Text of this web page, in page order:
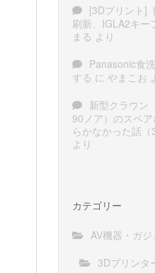
[3Dプリント]
刷新、IGLA2キー
まる より
Panasonic食
する に やまこお
新型クラウン
90ノア）のスペ
らかなかった話（
より
カテゴリー
AV機器・ガジ
3Dプリンタ